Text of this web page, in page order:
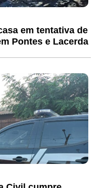
em tentativa de
Pontes e Lacerda